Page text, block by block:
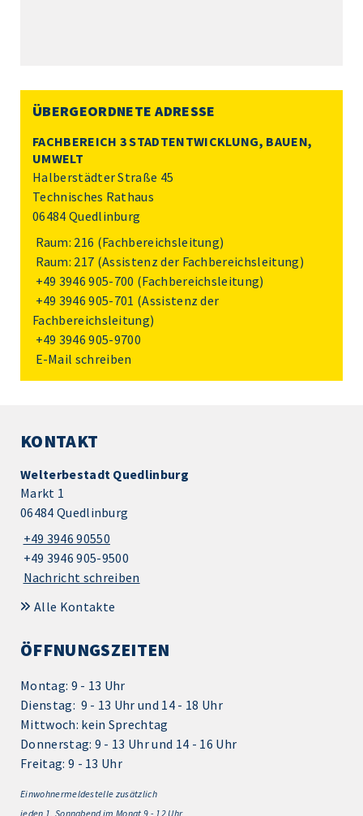
ÜBERGEORDNETE ADRESSE
FACHBEREICH 3 STADTENTWICKLUNG, BAUEN,
UMWELT
Halberstädter Straße 45
Technisches Rathaus
06484 Quedlinburg
Raum: 216 (Fachbereichsleitung)
Raum: 217 (Assistenz der Fachbereichsleitung)
+49 3946 905-700 (Fachbereichsleitung)
+49 3946 905-701 (Assistenz der
Fachbereichsleitung)
+49 3946 905-9700
E-Mail schreiben
KONTAKT
Welterbestadt Quedlinburg
Markt 1
06484 Quedlinburg
+49 3946 90550
+49 3946 905-9500
Nachricht schreiben
Alle Kontakte
ÖFFNUNGSZEITEN
Montag: 9 - 13 Uhr
Dienstag: 9 - 13 Uhr und 14 - 18 Uhr
Mittwoch: kein Sprechtag
Donnerstag: 9 - 13 Uhr und 14 - 16 Uhr
Freitag: 9 - 13 Uhr
Einwohnermeldestelle zusätzlich
jeden 1. Sonnabend im Monat 9 - 12 Uhr